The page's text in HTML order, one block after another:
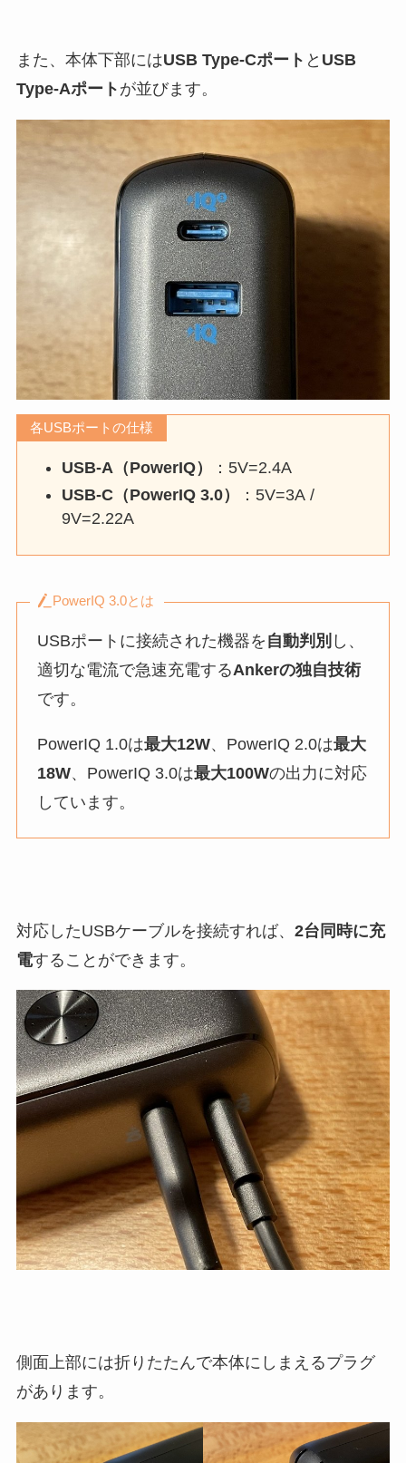
また、本体下部にはUSB Type-Cポート と USB
Type-Aポート が並びます。
各USBポートの仕様
USB-A（PowerIQ）
：5V=2.4A
USB-C（PowerIQ 3.0）
：5V=3A /
9V=2.22A
PowerIQ 3.0とは
USBポートに接続された機器を 自動判別 し、
適切な電流で急速充電するAnkerの独自技術
です。
PowerIQ 1.0は最大12W、PowerIQ 2.0は最大
18W、PowerIQ 3.0は最大100Wの出力に対応
しています。
対応したUSBケーブルを接続すれば、 2台同時に充
電することができます。
側面上部には折りたたんで本体にしまえるプラグ
があります。